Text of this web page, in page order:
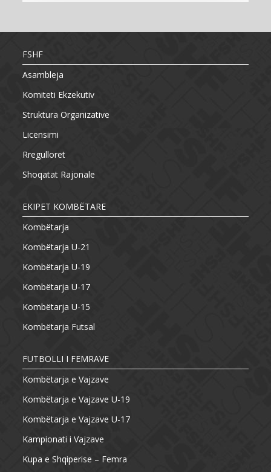
FSHF
Asambleja
Komiteti Ekzekutiv
Struktura Organizative
Licensimi
Rregulloret
Shoqatat Rajonale
EKIPET KOMBËTARE
Kombëtarja
Kombëtarja U-21
Kombëtarja U-19
Kombëtarja U-17
Kombëtarja U-15
Kombëtarja Futsal
FUTBOLLI I FEMRAVE
Kombëtarja e Vajzave
Kombëtarja e Vajzave U-19
Kombëtarja e Vajzave U-17
Kampionati i Vajzave
Kupa e Shqiperise – Femra